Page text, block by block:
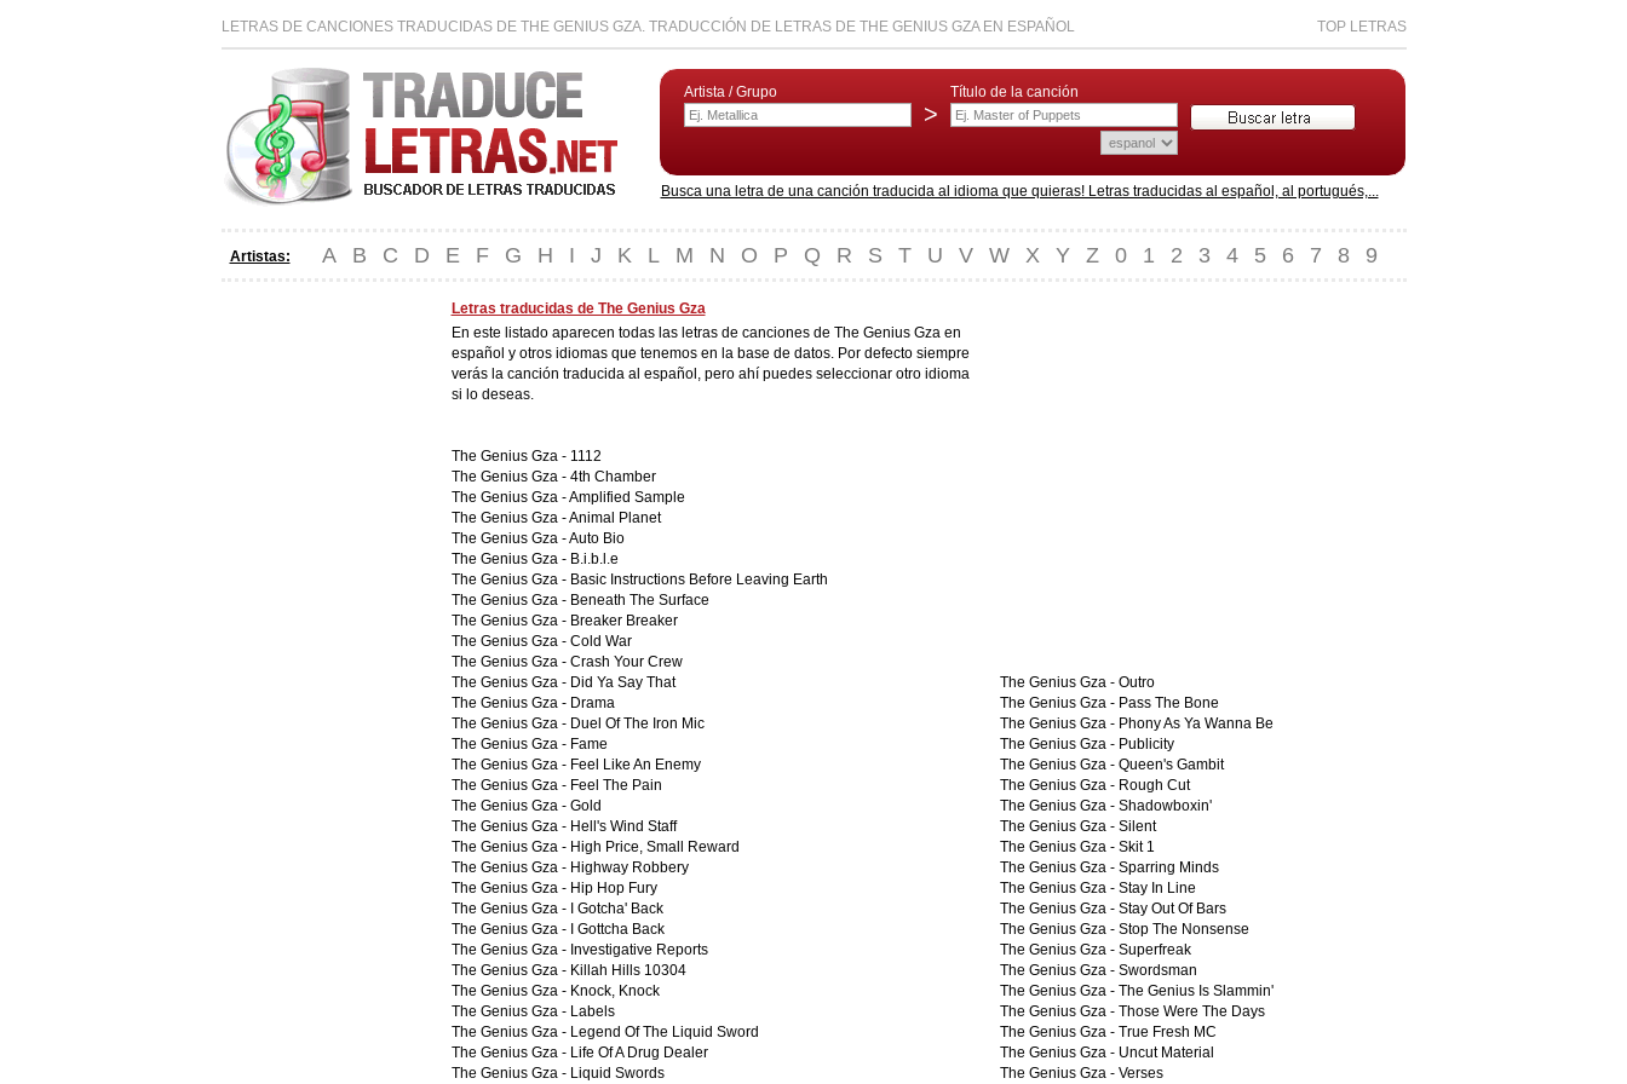
LETRAS DE CANCIONES TRADUCIDAS DE THE GENIUS GZA. TRADUCCIÓN DE LETRAS DE THE GENIUS GZA EN ESPAÑOL TOP LETRAS
Artista / Grupo
>
Título de la canción
Busca una letra de una canción traducida al idioma que quieras! Letras traducidas al español, al portugués,...
Artistas: A B C D E F G H I J K L M N O P Q R S T U V W X Y Z 0 1 2 3 4 5 6 7 8 9
Letras traducidas de The Genius Gza
En este listado aparecen todas las letras de canciones de The Genius Gza en
español y otros idiomas que tenemos en la base de datos. Por defecto siempre
verás la canción traducida al español, pero ahí puedes seleccionar otro idioma
si lo deseas.
The Genius Gza - 1112
The Genius Gza - 4th Chamber
The Genius Gza -Amplified Sample
The Genius Gza -Animal Planet
The Genius Gza -Auto Bio
The Genius Gza - B.i.b.l.e
The Genius Gza - Basic Instructions Before Leaving Earth
The Genius Gza - Beneath The Surface
The Genius Gza - Breaker Breaker
The Genius Gza - Cold War
The Genius Gza - Crash Your Crew
The Genius Gza - Did Ya Say That
The Genius Gza - Drama
The Genius Gza - Duel Of The Iron Mic
The Genius Gza - Fame
The Genius Gza - Feel Like An Enemy
The Genius Gza - Feel The Pain
The Genius Gza - Gold
The Genius Gza - Hell's Wind Staff
The Genius Gza - High Price, Small Reward
The Genius Gza - Highway Robbery
The Genius Gza - Hip Hop Fury
The Genius Gza -
I Gotcha' Back
The Genius Gza -
I Gottcha Back
The Genius Gza - Investigative Reports
The Genius Gza - Killah Hills 10304
The Genius Gza - Knock, Knock
The Genius Gza - Labels
The Genius Gza - Legend Of The Liquid Sword
The Genius Gza - Life Of A Drug Dealer
The Genius Gza - Liquid Swords
The Genius Gza - Outro
The Genius Gza - Pass The Bone
The Genius Gza - Phony As Ya Wanna Be
The Genius Gza - Publicity
The Genius Gza - Queen's Gambit
The Genius Gza - Rough Cut
The Genius Gza - Shadowboxin'
The Genius Gza - Silent
The Genius Gza - Skit 1
The Genius Gza - Sparring Minds
The Genius Gza - Stay In Line
The Genius Gza - Stay Out Of Bars
The Genius Gza - Stop The Nonsense
The Genius Gza - Superfreak
The Genius Gza - Swordsman
The Genius Gza - The Genius Is Slammin'
The Genius Gza - Those Were The Days
The Genius Gza - True Fresh MC
The Genius Gza - Uncut Material
The Genius Gza - Verses